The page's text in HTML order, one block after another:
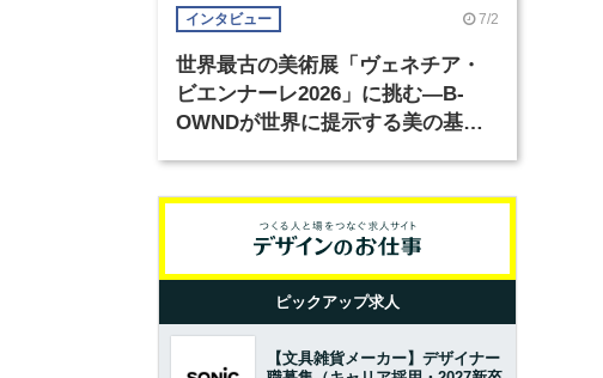
インタビュー 7/2
世界最古の美術展「ヴェネチア・
ビエンナーレ2026」に挑む―B-
OWNDが世界に提示する美の基準
ピックアップ求人
【文具雑貨メーカー】デザイナー